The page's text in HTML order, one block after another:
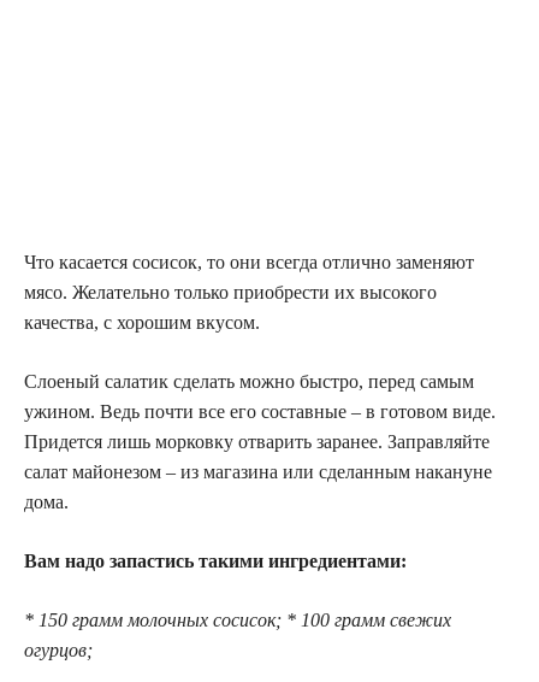
Что касается сосисок, то они всегда отлично заменяют
мясо. Желательно только приобрести их высокого
качества, с хорошим вкусом.
Слоеный салатик сделать можно быстро, перед самым
ужином. Ведь почти все его составные – в готовом виде.
Придется лишь морковку отварить заранее. Заправляйте
салат майонезом – из магазина или сделанным накануне
дома.
Вам надо запастись такими ингрeдиeнтами:
* 150 грамм молочных сосисок; * 100 грамм свежих
огурцов;